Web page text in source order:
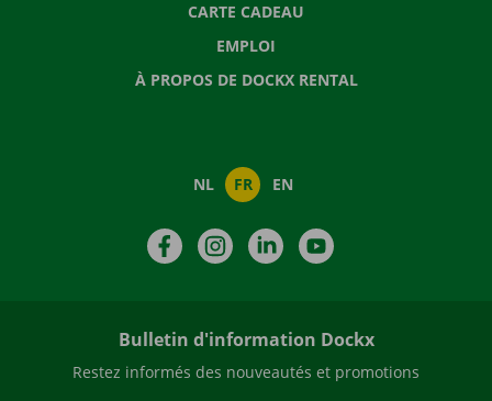
CARTE CADEAU
EMPLOI
À PROPOS DE DOCKX RENTAL
NL FR EN
FacebookInstagramLinkedIn
Bulletin d'information Dockx
Restez informés des nouveautés et promotions